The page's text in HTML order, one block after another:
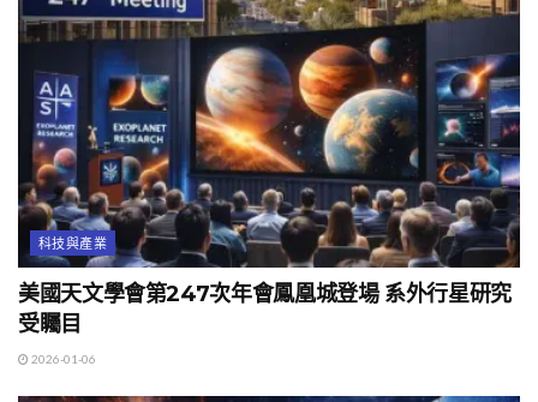
科技與產業
美國天文學會第247次年會鳳凰城登場 系外行星研究
受矚目
2026-01-06